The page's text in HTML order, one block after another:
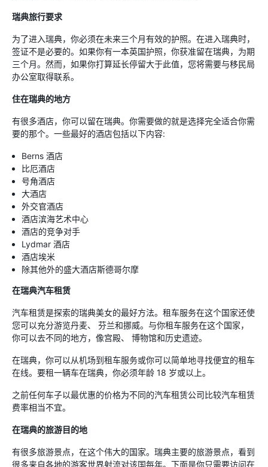
瑞典旅行要求
为了进入瑞典，你必须在未来三个月有效的护照。在进入瑞典时，
签证不是必要的。如果你有一本英国护照，你获准留在瑞典，为期
三个月。然而，如果你打算延长停留大于此值，您将需要与移民局
办公室取得联系。
住在瑞典的地方
有很多酒店，你可以留在瑞典。你需要做的就是选择完全适合你需
要的那个。一些最好的酒店包括以下内容:
Berns 酒店
比厄酒店
号角酒店
大酒店
外交官酒店
酒店滨海艺术中心
酒店的竞争对手
Lydmar 酒店
酒店埃米
除其他外的盛大酒店斯德哥尔摩
在瑞典汽车租赁
汽车租赁是探索的瑞典美女的最好方法。租车服务在这个国家还使
您可以充分游览丹麦、 芬兰和挪威。与你租车服务在这个国家，
你可以去不同的地方，像宫殿、 博物馆和历史遗迹。
在瑞典，你可以从机场到租车服务或你可以简单地寻找便宜的租车
在线。要租一辆车在瑞典，你必须年龄 18 岁或以上。
之前任何车子以最优惠的价格为不同的汽车租赁公司比较汽车租赁
费率相当不宜。
在瑞典的旅游目的地
有很多旅游景点，在这个伟大的国家。瑞典主要的旅游景点，看到
很多来自各地的游客世界射流对该国每年。下面是你只需要访问在